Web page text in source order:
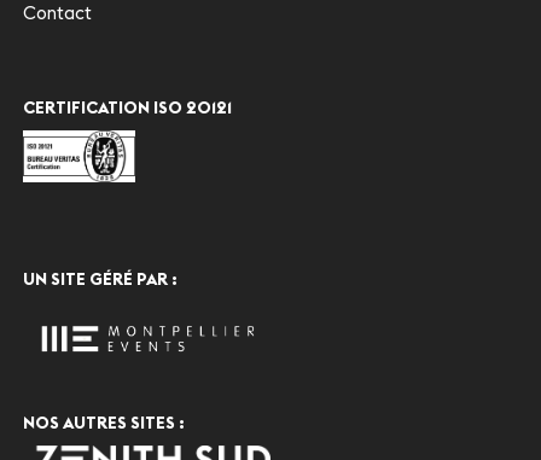
Contact
CERTIFICATION ISO 20121
UN SITE GÉRÉ PAR :
NOS AUTRES SITES :